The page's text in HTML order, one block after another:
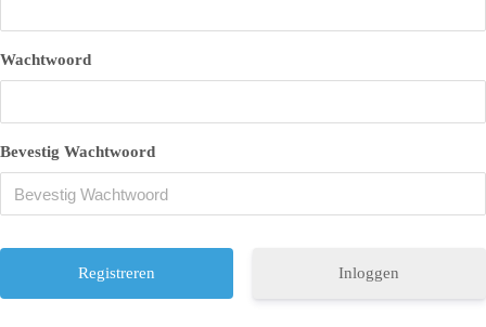
Wachtwoord
Bevestig Wachtwoord
Inloggen